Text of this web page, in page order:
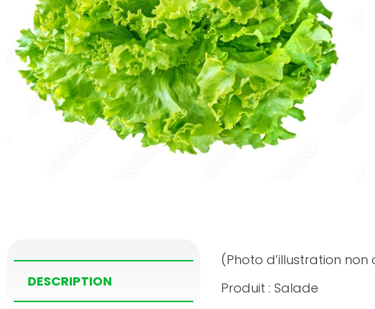
DESCRIPTION
(Photo d’illustration
Produit : Salade